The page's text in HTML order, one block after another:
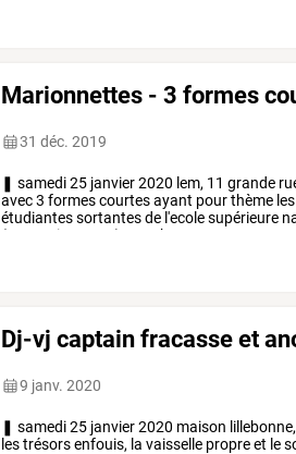
Marionnettes - 3 formes
31 déc. 2019
❚ samedi25 janvier2020 lem, 11 grande
avec3 formescourtesayant pourthème les
étudiantessortantesde l'ecolesupérieure
(promotion
2019). hertz
Dj-vj captain fracasse et
9 janv. 2020
❚ samedi 25 janvier 2020 maison
les trésors enfouis, la vaisselle propre et le